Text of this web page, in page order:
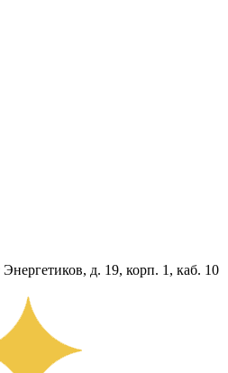
д. 19, корп. 1, каб. 10